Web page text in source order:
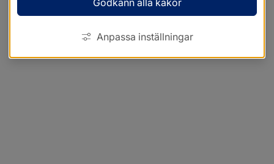
Godkänn alla kakor
Anpassa inställningar